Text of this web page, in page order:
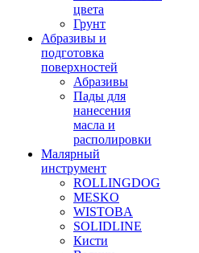
цвета
Грунт
Абразивы и
подготовка
поверхностей
Абразивы
Пады для
нанесения
масла и
располировки
Малярный
инструмент
ROLLINGDOG
MESKO
WISTOBA
SOLIDLINE
Кисти